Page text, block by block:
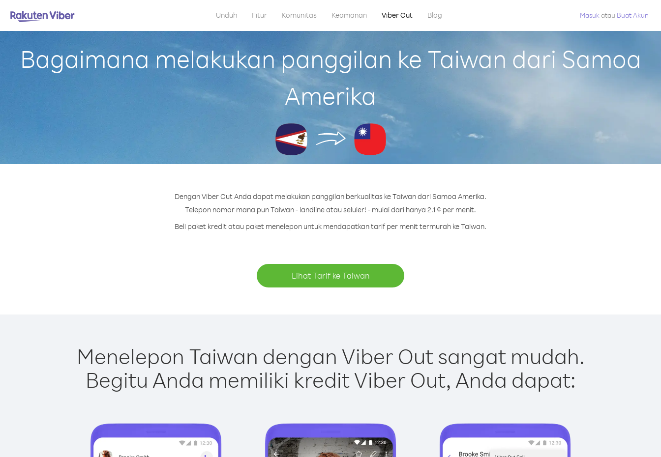
Unduh Fitur Komunitas Keamanan Viber Out Blog Masuk atau Buat Akun
Bagaimana melakukan panggilan ke Taiwan dari Samoa
Amerika
Dengan Viber Out Anda dapat melakukan panggilan berkualitas ke Taiwan dari Samoa Amerika.
Telepon nomor mana pun Taiwan - landline atau seluler! - mulai dari hanya 2.1 ¢ per menit.
Beli paket kredit atau paket menelepon untuk mendapatkan tarif per menit termurah ke Taiwan.
Lihat Tarif ke Taiwan
Menelepon Taiwan dengan Viber Out sangat mudah.
Begitu Anda memiliki kredit Viber Out, Anda dapat: